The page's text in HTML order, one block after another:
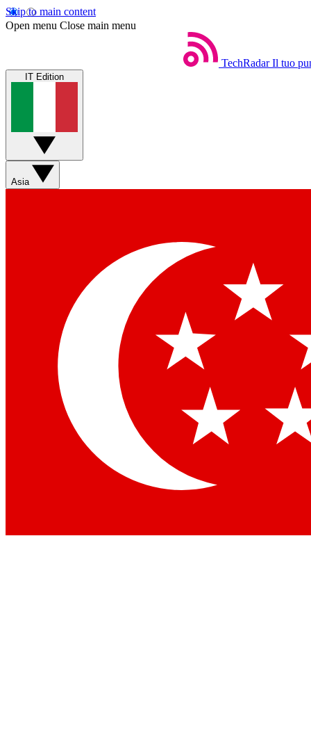
Skip to main content
Open menu Close main menu
TechRadar Il tuo
IT Edition
Asia